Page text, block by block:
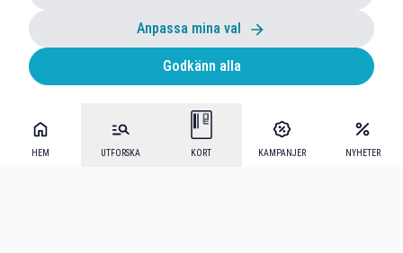
HEM UTFORSKA KORT KAMPANJER NYHETER
Anpassa mina val
Godkänn alla